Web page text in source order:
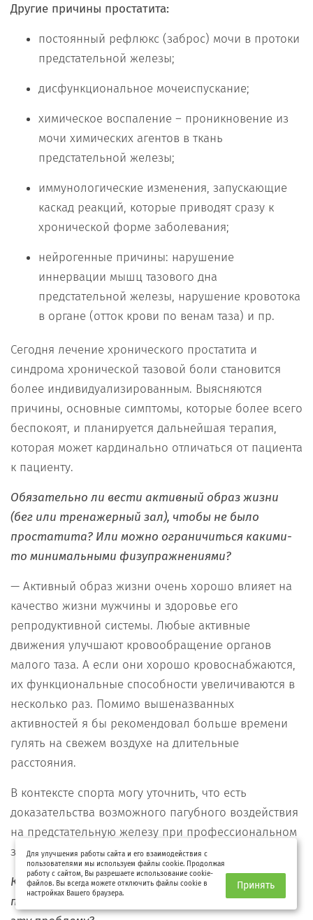
Другие причины простатита:
постоянный рефлюкс (заброс) мочи в протоки
предстательной железы;
дисфункциональное мочеиспускание;
химическое воспаление – проникновение из
мочи химических агентов в ткань
предстательной железы;
иммунологические изменения, запускающие
каскад реакций, которые приводят сразу к
хронической форме заболевания;
нейрогенные причины: нарушение
иннервации мышц тазового дна
предстательной железы, нарушение кровотока
в органе (отток крови по венам таза) и пр.
Сегодня лечение хронического простатита и
синдрома хронической тазовой боли становится
более индивидуализированным. Выясняются
причины, основные симптомы, которые более всего
беспокоят, и планируется дальнейшая терапия,
которая может кардинально отличаться от пациента
к пациенту.
Обязательно ли вести активный образ жизни
(бег или тренажерный зал), чтобы не было
простатита? Или можно ограничиться какими-
то минимальными физупражнениями?
— Активный образ жизни очень хорошо влияет на
качество жизни мужчины и здоровье его
репродуктивной системы. Любые активные
движения улучшают кровообращение органов
малого таза. А если они хорошо кровоснабжаются,
их функциональные способности увеличиваются в
несколько раз. Помимо вышеназванных
активностей я бы рекомендовал больше времени
гулять на свежем воздухе на длительные
расстояния.
В контексте спорта могу уточнить, что есть
доказательства возможного пагубного воздействия
на предстательную железу при профессиональном
занятии велоспортом.
Какие виды простатита бывают? Могли бы вы
привести ссылки на доступную литературу про
Для улучшения работы сайта и его взаимодействия с
пользователями мы используем файлы cookie. Продолжая
работу с сайтом, Вы разрешаете использование cookie-
файлов. Вы всегда можете отключить файлы cookie в
настройках Вашего браузера.
Принять